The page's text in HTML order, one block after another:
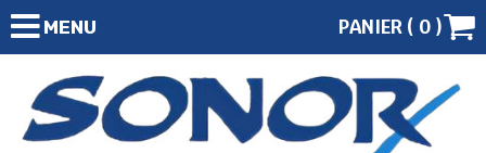
MENU PANIER ( 0 )